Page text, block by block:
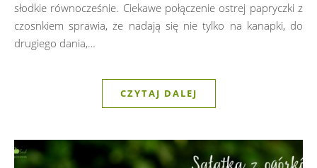
słodkie równocześnie. Ciekawe połączenie ostrej papryczki z
czosnkiem sprawia, że nadają się nie tylko na kanapki, do
drugiego dania,…
CZYTAJ DALEJ